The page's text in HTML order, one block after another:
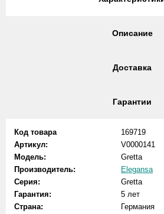
Описание
Доставка
Гарантии
Код товара
169719
Артикул:
V0000141
Модель:
Gretta
Производитель:
Elegansa
Серия:
Gretta
Гарантия:
5 лет
Страна:
Германия